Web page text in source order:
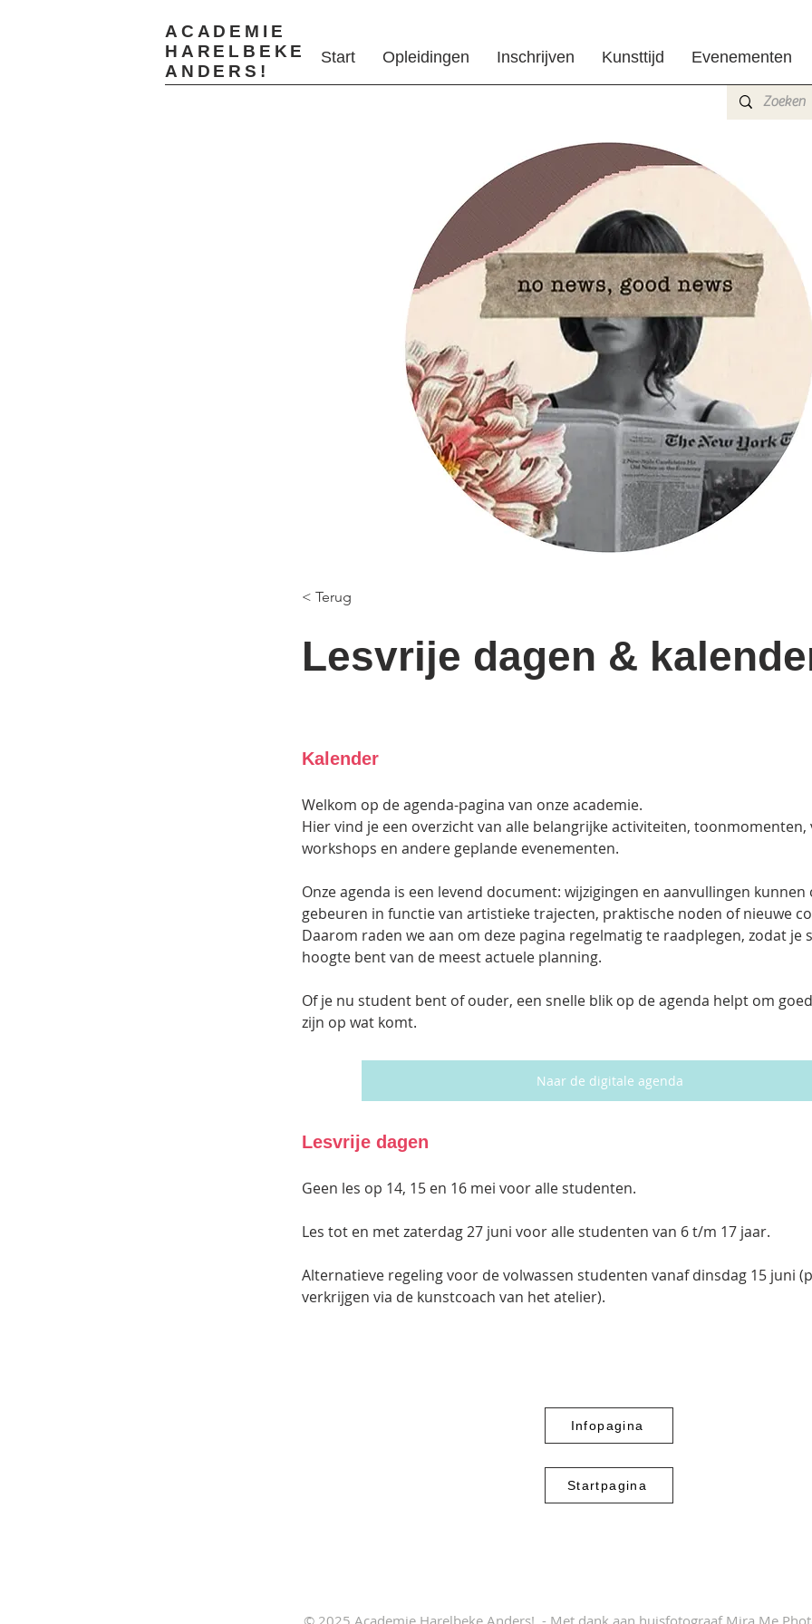
ACADEMIE
HARELBEKE
ANDERS!
Start Opleidingen Inschrijven Kunsttijd Evenementen
< Terug
Lesvrije dagen &
Kalender
Welkom op de agenda-pagina van onze academie.
Hier vind je een overzicht van alle belangrijke activiteiten,
workshops en andere geplande evenementen.
Onze agenda is een levend document: wijzigingen en aanvullingen
gebeuren in functie van artistieke trajecten, praktische noden of nieuwe
Daarom raden we aan om deze pagina regelmatig te raadplegen, zodat je
hoogte bent van de meest actuele planning.
Of je nu student bent of ouder, een snelle blik op de agenda helpt om
zijn op wat komt.
Naar de digitale agenda
Lesvrije dagen
Geen les op 14, 15 en 16 mei voor alle studenten.
Les tot en met zaterdag 27 juni voor alle studenten van 6 t/m 17 jaar.
Alternatieve regeling voor de volwassen studenten vanaf dinsdag 15 juni
verkrijgen via de kunstcoach van het atelier).
Infopagina
Startpagina
© 2025 Academie Harelbeke Anders! - Met dank aan huisfotograaf Mira Me